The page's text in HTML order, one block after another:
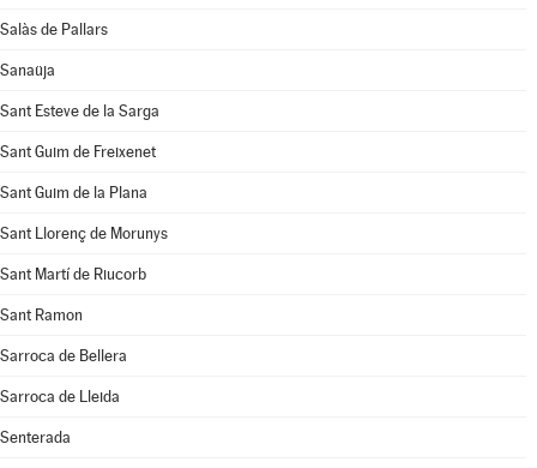
Salàs de Pallars
Sanaüja
Sant Esteve de la Sarga
Sant Guim de Freixenet
Sant Guim de la Plana
Sant Llorenç de Morunys
Sant Martí de Riucorb
Sant Ramon
Sarroca de Bellera
Sarroca de Lleida
Senterada